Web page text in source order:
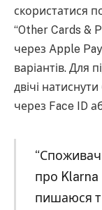
скористатися
“Other Cards &
через Apple
варіантів. Для
двічі
через Face ID
про Klarna
пишаюся